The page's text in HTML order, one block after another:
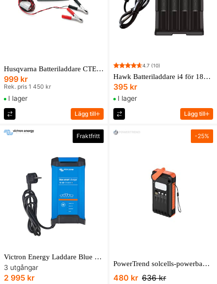
Husqvarna Batteriladdare CTEK MXS 5.0
999 kr
Rek. pris 1 450 kr
I lager
Lägg till
4.7 (10)
Hawk Batteriladdare i4 för 18650 litium batterier
395 kr
I lager
Lägg till
Fraktfritt
Victron Energy Laddare Blue Smart 12V/30A IP22 3 utgångar med Bluetooth
3 utgångar
2 995 kr
-25%
PowerTrend solcells-powerbank med vev, 10000 mAh
480 kr 636 kr